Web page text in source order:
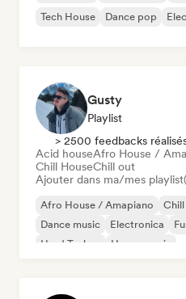
Tech House
Dance pop
Gusty
Playlist
> 2500 feedbacks
Acid houseAfro House /
Chill HouseChill out
Ajouter dans ma/mes
Afro House / Amapiano
Dance music
Electronica
Hard Techno
House music